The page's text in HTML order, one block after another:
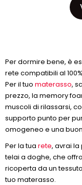
Per dormire bene, è
rete compatibili al
Per il tuo materasso,
prezzo, la memory
muscoli di rilassarsi,
supporto punto per
omogeneo e una
Per la tua rete, avrai
telai a doghe, che
ricoperta da un
tuo materasso.